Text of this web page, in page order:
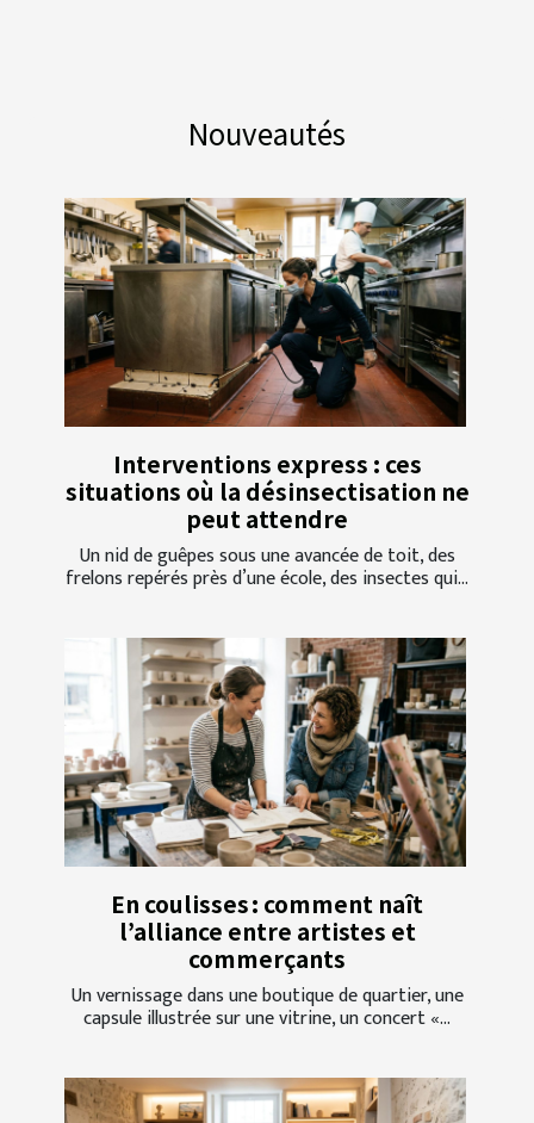
Nouveautés
Interventions express : ces
situations où la désinsectisation ne
peut attendre
Un nid de guêpes sous une avancée de toit, des
frelons repérés près d’une école, des insectes qui...
En coulisses : comment naît
l’alliance entre artistes et
commerçants
Un vernissage dans une boutique de quartier, une
capsule illustrée sur une vitrine, un concert «...